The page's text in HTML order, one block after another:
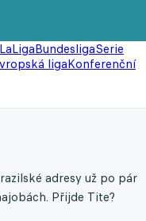
LaLigaBundesligaSerie
ligaKonferenční
adresy už po pár
Přijde Tite?